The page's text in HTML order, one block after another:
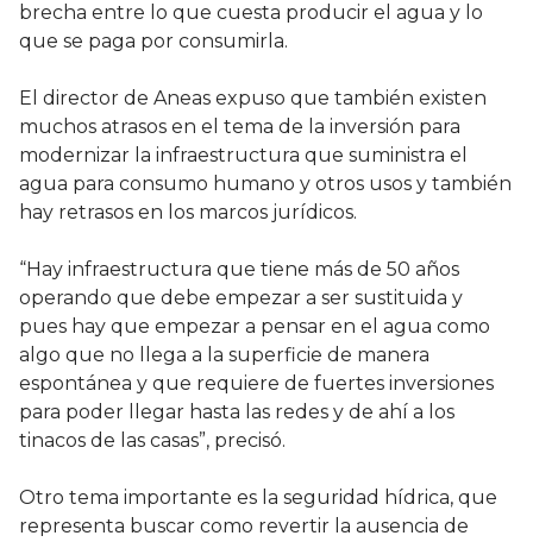
brecha entre lo que cuesta producir el agua y lo
que se paga por consumirla.
El director de Aneas expuso que también existen
muchos atrasos en el tema de la inversión para
modernizar la infraestructura que suministra el
agua para consumo humano y otros usos y también
hay retrasos en los marcos jurídicos.
“Hay infraestructura que tiene más de 50 años
operando que debe empezar a ser sustituida y
pues hay que empezar a pensar en el agua como
algo que no llega a la superficie de manera
espontánea y que requiere de fuertes inversiones
para poder llegar hasta las redes y de ahí a los
tinacos de las casas”, precisó.
Otro tema importante es la seguridad hídrica, que
representa buscar como revertir la ausencia de